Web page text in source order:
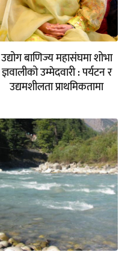
उद्योग बाणिज्य महासंघमा शोभा
ज्ञवालीको उम्मेदवारी : पर्यटन र
उद्यमशीलता प्राथमिकतामा